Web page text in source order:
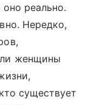
оно реально.
Нередко,
женщины
существует